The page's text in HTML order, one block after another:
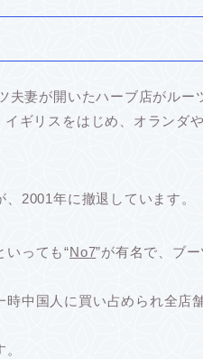
妻が開いたハーブ店がルー
ギリスをはじめ、オランダ
2001年に撤退しています。
いっても“No7”が有名で、ブ
中国人に買い占められ全店